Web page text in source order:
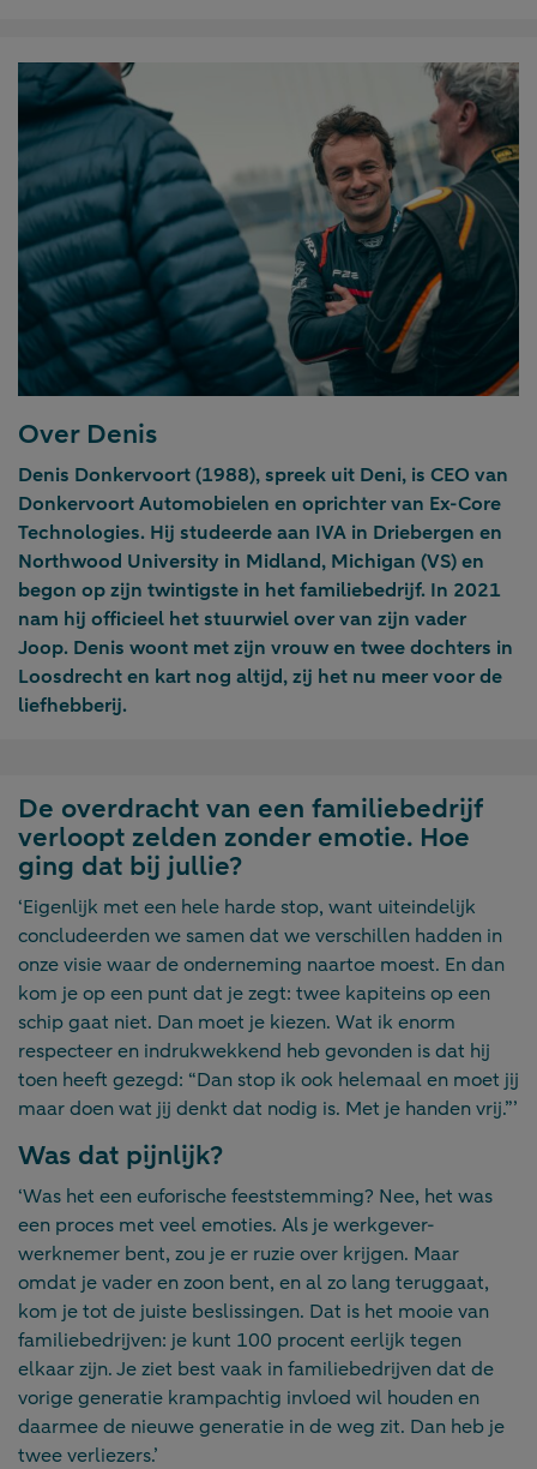
Over Denis
Denis Donkervoort (1988), spreek uit Deni, is CEO van
Donkervoort Automobielen en oprichter van Ex-Core
Technologies. Hij studeerde aan IVA in Driebergen en
Northwood University in Midland, Michigan (VS) en
begon op zijn twintigste in het familiebedrijf. In 2021
nam hij officieel het stuurwiel over van zijn vader
Joop. Denis woont met zijn vrouw en twee dochters in
Loosdrecht en kart nog altijd, zij het nu meer voor de
liefhebberij.
De overdracht van een familiebedrijf
verloopt zelden zonder emotie. Hoe
ging dat bij jullie?
‘Eigenlijk met een hele harde stop, want uiteindelijk
concludeerden we samen dat we verschillen hadden in
onze visie waar de onderneming naartoe moest. En dan
kom je op een punt dat je zegt: twee kapiteins op een
schip gaat niet. Dan moet je kiezen. Wat ik enorm
respecteer en indrukwekkend heb gevonden is dat hij
toen heeft gezegd: “Dan stop ik ook helemaal en moet jij
maar doen wat jij denkt dat nodig is. Met je handen vrij.”’
Was dat pijnlijk?
‘Was het een euforische feeststemming? Nee, het was
een proces met veel emoties. Als jewerkgever-
werknemer bent, zou jeer ruzie over krijgen. Maar
omdat je vader en zoon bent, en al zo lang teruggaat,
kom je tot de juiste beslissingen. Dat is het mooie van
familiebedrijven: je kunt 100 procent eerlijk tegen
elkaar zijn. Je ziet best vaak in familiebedrijven dat de
vorige generatie krampachtig invloed wil houden en
daarmee de nieuwe generatie in de weg zit. Dan heb je
twee verliezers.’